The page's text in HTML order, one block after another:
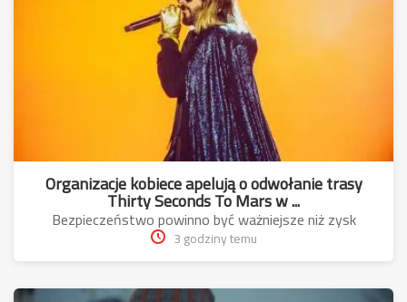
Organizacje kobiece apelują o odwołanie trasy
Thirty Seconds To Mars w ...
Bezpieczeństwo powinno być ważniejsze niż zysk
3 godziny temu